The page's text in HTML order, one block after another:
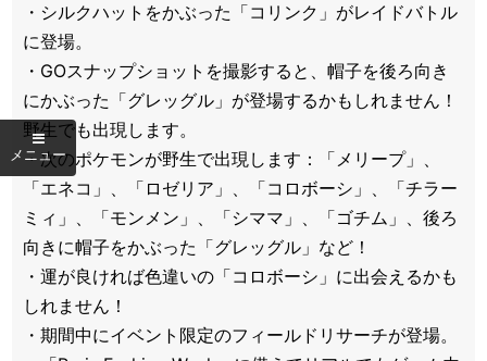
・シルクハットをかぶった「コリンク」がレイドバトル
に登場。
・GOスナップショットを撮影すると、帽子を後ろ向き
にかぶった「グレッグル」が登場するかもしれません！
野生でも出現します。
・次のポケモンが野生で出現します：「メリープ」、
「エネコ」、「ロゼリア」、「コロボーシ」、「チラー
ミィ」、「モンメン」、「シママ」、「ゴチム」、後ろ
向きに帽子をかぶった「グレッグル」など！
・運が良ければ色違いの「コロボーシ」に出会えるかも
しれません！
・期間中にイベント限定のフィールドリサーチが登場。